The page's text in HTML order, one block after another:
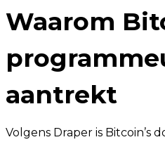
Waarom
aantrekt
Volgens Draper is Bitcoin’s